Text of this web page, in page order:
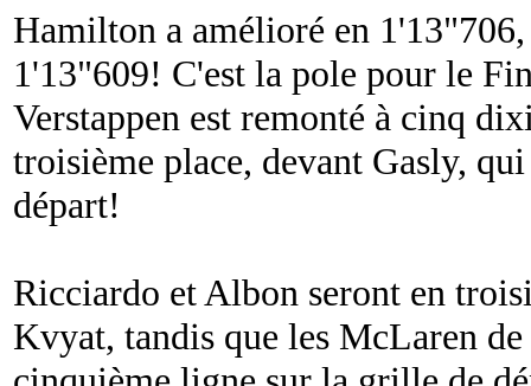
Hamilton a amélioré en
1'13"609! C'est la pole pour le
Verstappen est remonté à cinq
troisième place, devant Gasly,
départ!
Ricciardo et Albon seront en
Kvyat, tandis que les McLaren